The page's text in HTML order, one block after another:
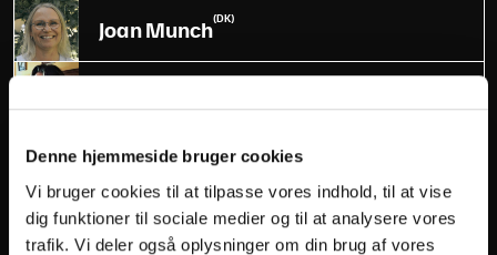
Denne hjemmeside bruger cookies
Vi bruger cookies til at tilpasse vores indhold, til at vise
dig funktioner til sociale medier og til at analysere vores
trafik. Vi deler også oplysninger om din brug af vores
Joan Munch(DK)
Karen Vincent
Kenneth Nørby Andersen(DK)